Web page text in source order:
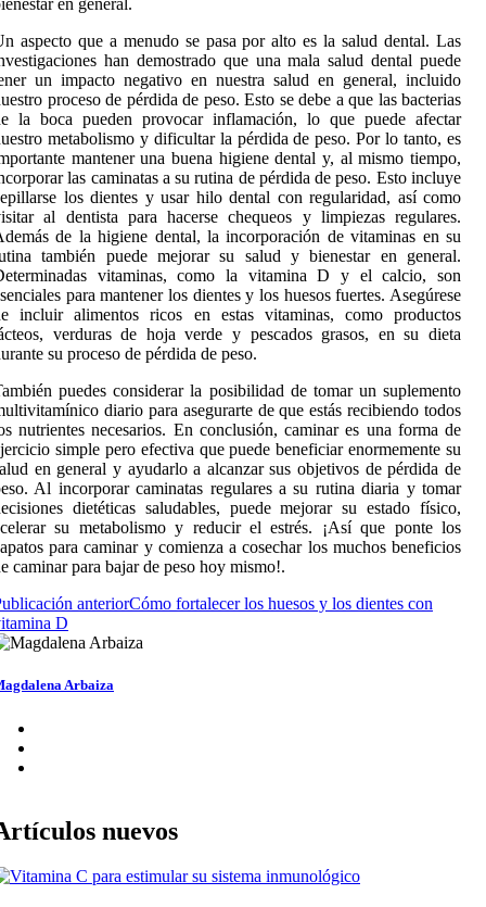
en general.
aspecto que a menudo se pasa por alto es la salud dental. Las
han demostrado que una mala salud dental puede
un impacto negativo en nuestra salud en general, incluido
proceso de pérdida de peso. Esto se debe a que las bacterias
la boca pueden provocar inflamación, lo que puede afectar
metabolismo y dificultar la pérdida de peso. Por lo tanto, es
mantener una buena higiene dental y, al mismo tiempo,
las caminatas a su rutina de pérdida de peso. Esto incluye
los dientes y usar hilo dental con regularidad, así como
al dentista para hacerse chequeos y limpiezas regulares.
de la higiene dental, la incorporación de vitaminas en su
también puede mejorar su salud y bienestar en general.
vitaminas, como la vitamina D y el calcio, son
para mantener los dientes y los huesos fuertes. Asegúrese
incluir alimentos ricos en estas vitaminas, como productos
verduras de hoja verde y pescados grasos, en su dieta
su proceso de pérdida de peso.
puedes considerar la posibilidad de tomar un suplemento
diario para asegurarte de que estás recibiendo todos
nutrientes necesarios. En conclusión, caminar es una forma de
simple pero efectiva que puede beneficiar enormemente su
en general y ayudarlo a alcanzar sus objetivos de pérdida de
Al incorporar caminatas regulares a su rutina diaria y tomar
dietéticas saludables, puede mejorar su estado físico,
su metabolismo y reducir el estrés. ¡Así que ponte los
para caminar y comienza a cosechar los muchos beneficios
caminar para bajar de peso hoy mismo!.
anteriorCómo fortalecer los huesos y los dientes con
D
Arbaiza
nuevos